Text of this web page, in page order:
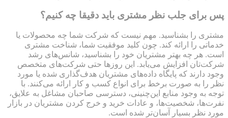
پس برای جلب نظر مشتری باید دقیقا چه کنیم؟
مشتری را بشناسید. مهم نیست که شرکت شما چه محصولات یا
خدماتی را ارائه کند. چون کلید موفقیت شما، شناخت مشتری
است. هر چه بهتر مشتریان خود را بشناسید، شانس‌های رشد
شرکت‌تان افزایش می‌یابد. این روزها حتی شرکت‌های متخصص
وجود دارند که پایگاه داده‌های مشتریان‌ هدف‌گذاری شده یا مورد
نظر را به صورت برخط برای انواع کسب و کار ارائه می‌کنند. با
توجه به وجود منابع این‌چنینی، دسترسی صاحبان مشاغل به علایق،
نفرت‌ها، شخصیت‌ها، و عادات خرید و خرج کردن مشتریان‌ در بازار
مورد نظر بسیار آسان‌تر شده است.